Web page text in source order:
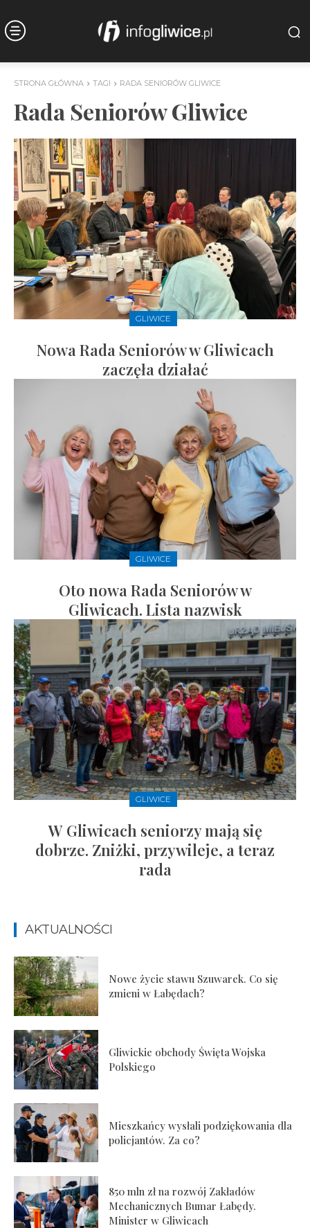
STRONA GŁÓWNA TAGI RADA SENIORÓW GLIWICE
Rada Seniorów Gliwice
GLIWICE
Nowa Rada Seniorów w Gliwicach
zaczęła działać
GLIWICE
Oto nowa Rada Seniorów w
Gliwicach. Lista nazwisk
GLIWICE
W Gliwicach seniorzy mają się
dobrze. Zniżki, przywileje, a teraz
rada
AKTUALNOŚCI
Nowe życie stawu Szuwarek. Co się
zmieni w Łabędach?
Gliwickie obchody Święta Wojska
Polskiego
Mieszkańcy wysłali podziękowania dla
policjantów. Za co?
850 mln zł na rozwój Zakładów
Mechanicznych Bumar Łabędy.
Minister w Gliwicach